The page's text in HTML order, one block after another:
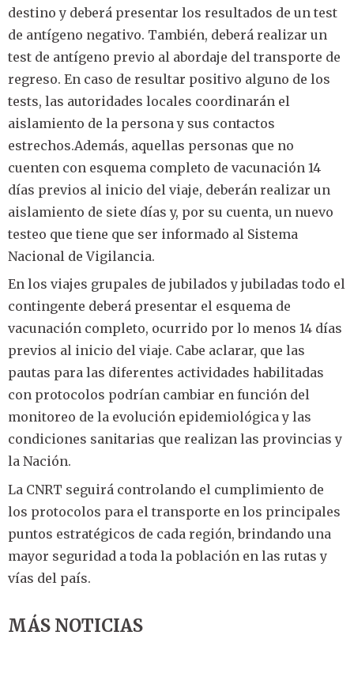
destino y deberá presentar los resultados de un test
de antígeno negativo. También, deberá realizar un
test de antígeno previo al abordaje del transporte de
regreso. En caso de resultar positivo alguno de los
tests, las autoridades locales coordinarán el
aislamiento de la persona y sus contactos
estrechos.Además, aquellas personas que no
cuenten con esquema completo de vacunación 14
días previos al inicio del viaje, deberán realizar un
aislamiento de siete días y, por su cuenta, un nuevo
testeo que tiene que ser informado al Sistema
Nacional de Vigilancia.
En los viajes grupales de jubilados y jubiladas todo el
contingente deberá presentar el esquema de
vacunación completo, ocurrido por lo menos 14 días
previos al inicio del viaje. Cabe aclarar, que las
pautas para las diferentes actividades habilitadas
con protocolos podrían cambiar en función del
monitoreo de la evolución epidemiológica y las
condiciones sanitarias que realizan las provincias y
la Nación.
La CNRT seguirá controlando el cumplimiento de
los protocolos para el transporte en los principales
puntos estratégicos de cada región, brindando una
mayor seguridad a toda la población en las rutas y
vías del país.
MÁS NOTICIAS